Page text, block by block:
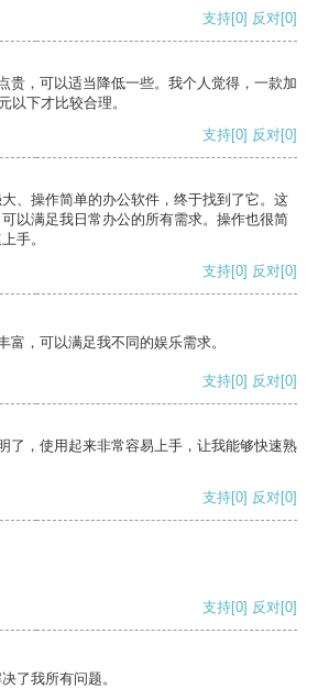
支持[0] 反对[0]
贵，可以适当降低一些。我个人觉得，一款加
以下才比较合理。
支持[0] 反对[0]
、操作简单的办公软件，终于找到了它。这
以满足我日常办公的所有需求。操作也很简
手。
支持[0] 反对[0]
富，可以满足我不同的娱乐需求。
支持[0] 反对[0]
了，使用起来非常容易上手，让我能够快速熟
支持[0] 反对[0]
支持[0] 反对[0]
了我所有问题。